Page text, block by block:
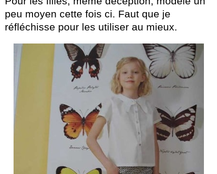
peu moyen cette fois ci. Faut que je
réfléchisse pour les utiliser au mieux.